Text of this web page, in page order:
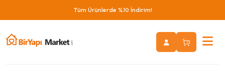
Tüm Ürünlerde %10 İndirim!